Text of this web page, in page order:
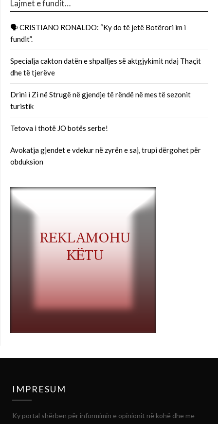
Lajmet e fundit…
🗣 CRISTIANO RONALDO: “Ky do të jetë Botërori im i
fundit”.
Specialja cakton datën e shpalljes së aktgjykimit ndaj Thaçit
dhe të tjerëve
Drini i Zi në Strugë në gjendje të rëndë në mes të sezonit
turistik
Tetova i thotë JO botës serbe!
Avokatja gjendet e vdekur në zyrën e saj, trupi dërgohet për
obduksion
IMPRESUM
Ky portal shërben për informimin e opinionit në kohë dhe me